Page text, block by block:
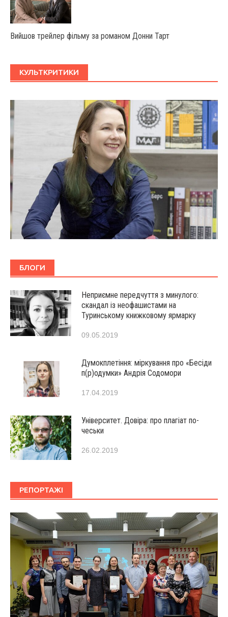
Вийшов трейлер фільму за романом Донни Тарт
КУЛЬТКРИТИКИ
БЛОГИ
Неприємне передчуття з минулого:
скандал із неофашистами на
Туринському книжковому ярмарку
09.05.2019
Думокплетіння: міркування про «Бесіди
п(р)одумки» Андрія Содомори
17.04.2019
Університет. Довіра: про плагіат по-
чеськи
26.02.2019
РЕПОРТАЖІ